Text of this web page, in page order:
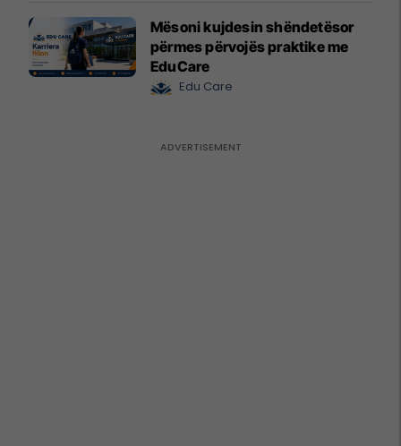
Mësoni kujdesin shëndetësor
përmes përvojës praktike me
EduCare
Edu Care